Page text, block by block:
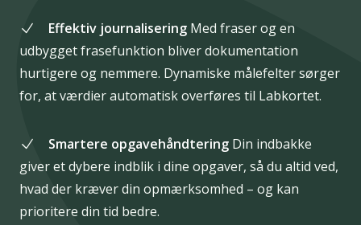
Effektiv journalisering Med fraser og en
udbygget frasefunktion bliver dokumentation
hurtigere og nemmere. Dynamiske målefelter sørger
for, at værdier automatisk overføres til Labkortet.
Smartere opgavehåndtering Din indbakke
giver et dybere indblik i dine opgaver, så du altid ved,
hvad der kræver din opmærksomhed – og kan
prioritere din tid bedre.